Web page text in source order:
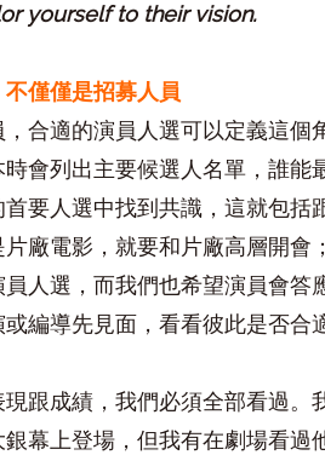
yourself to their vision.
僅僅是招募人員
合適的演員人選可以定義這個
會列出主要候選人名單，誰
要人選中找到共識，這就包
廠電影，就要和片廠高層開
人選，而我們也希望演員會答
編導先見面，看看彼此是否合
跟成績，我們必須全部看過。
幕上登場，但我有在劇場看